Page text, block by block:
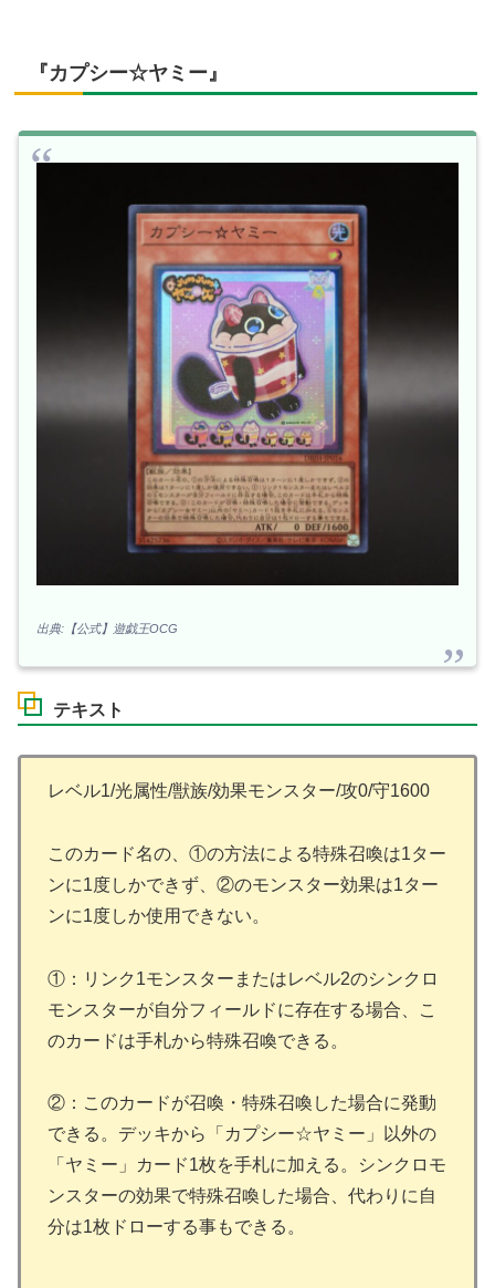
『カプシー☆ヤミー』
出典:【公式】遊戯王OCG
テキスト
レベル1/光属性/獣族/効果モンスター/攻0/守1600
このカード名の、①の方法による特殊召喚は1ター
ンに1度しかできず、②のモンスター効果は1ター
ンに1度しか使用できない。
①：リンク1モンスターまたはレベル2のシンクロ
モンスターが自分フィールドに存在する場合、こ
のカードは手札から特殊召喚できる。
②：このカードが召喚・特殊召喚した場合に発動
できる。デッキから「カプシー☆ヤミー」以外の
「ヤミー」カード1枚を手札に加える。シンクロモ
ンスターの効果で特殊召喚した場合、代わりに自
分は1枚ドローする事もできる。